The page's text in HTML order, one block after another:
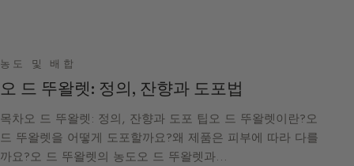
농도 및 배합
오 드 뚜왈렛: 정의, 잔향과 도포법
목차오 드 뚜왈렛: 정의, 잔향과 도포 팁오 드 뚜왈렛이란?오
드 뚜왈렛을 어떻게 도포할까요?왜 제품은 피부에 따라 다를
까요?오 드 뚜왈렛의 농도오 드 뚜왈렛과…